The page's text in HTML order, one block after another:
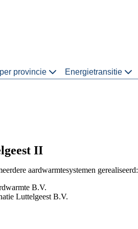
provincie Energietransitie
II
aardwarmtesystemen gerealiseerd:
B.V.
Luttelgeest B.V.